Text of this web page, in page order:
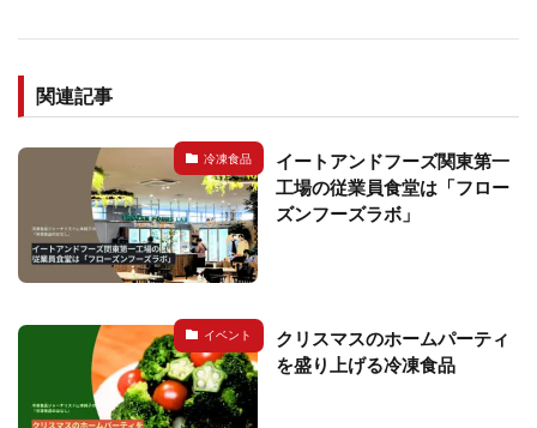
関連記事
冷凍食品
イートアンドフーズ関東第一
工場の従業員食堂は「フロー
ズンフーズラボ」
イベント
クリスマスのホームパーティ
を盛り上げる冷凍食品